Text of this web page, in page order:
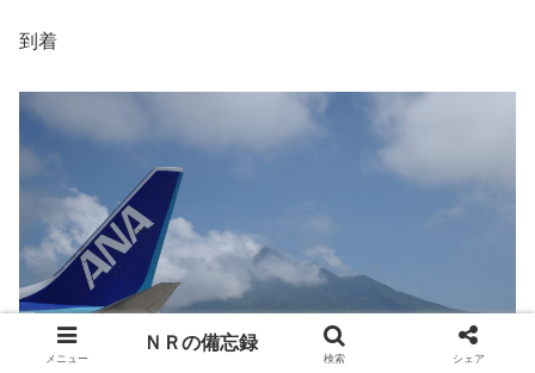
到着
メニュー
ＮＲの備忘録
検索 シェア